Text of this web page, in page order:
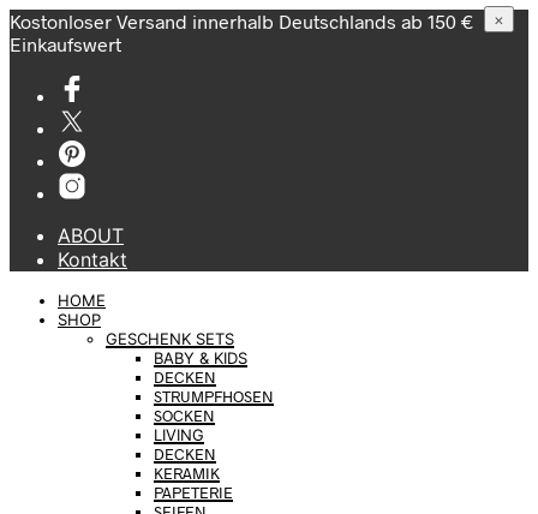
Kostonloser Versand innerhalb Deutschlands ab 150 €
Einkaufswert
ABOUT
Kontakt
HOME
SHOP
GESCHENK SETS
BABY & KIDS
DECKEN
STRUMPFHOSEN
SOCKEN
LIVING
DECKEN
KERAMIK
PAPETERIE
×